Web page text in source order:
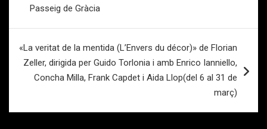
entradas
Passeig de Gràcia
«La veritat de la mentida (L’Envers du décor)» de Florian
Zeller, dirigida per Guido Torlonia i amb Enrico Ianniello,
Concha Milla, Frank Capdet i Aida Llop(del 6 al 31 de
març)